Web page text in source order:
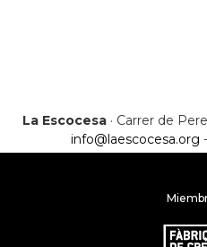
La Escocesa · Carrer de
info@laescocesa.org